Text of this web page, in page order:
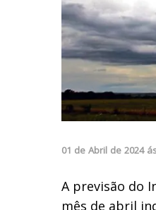
01 de Abril de 2024
A previsão do
mês de abril